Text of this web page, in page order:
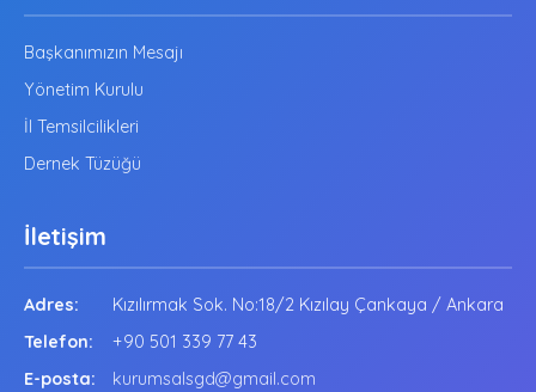
Başkanımızın Mesajı
Yönetim Kurulu
İl Temsilcilikleri
Dernek Tüzüğü
İletişim
Adres:
Kızılırmak Sok. No:18/2 Kızılay Çankaya / Ankara
Telefon:
+90 501 339 77 43
E-posta:
kurumsalsgd@gmail.com